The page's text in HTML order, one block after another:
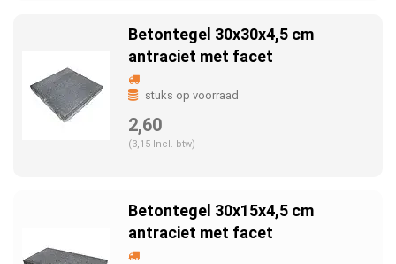
Betontegel 30x30x4,5 cm
antraciet met facet
stuks op voorraad
2,60
(3,15 Incl. btw)
Betontegel 30x15x4,5 cm
antraciet met facet